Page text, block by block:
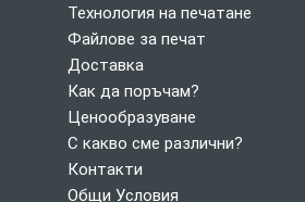
Технология на печатане
Файлове за печат
Доставка
Как да поръчам?
Ценообразуване
С какво сме различни?
Контакти
Общи Условия